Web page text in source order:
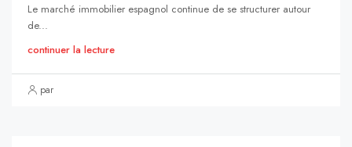
Le marché immobilier espagnol continue de se structurer autour
de...
continuer la lecture
par